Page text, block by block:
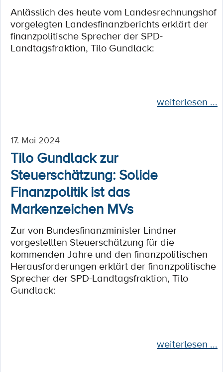
Anlässlich des heute vom Landesrechnungshof
vorgelegten Landesfinanzberichts erklärt der
finanzpolitische Sprecher der SPD-
Landtagsfraktion, Tilo Gundlack:
weiterlesen ...
17. Mai 2024
Tilo Gundlack zur
Steuerschätzung: Solide
Finanzpolitik ist das
Markenzeichen MVs
Zur von Bundesfinanzminister Lindner
vorgestellten Steuerschätzung für die
kommenden Jahre und den finanzpolitischen
Herausforderungen erklärt der finanzpolitische
Sprecher der SPD-Landtagsfraktion, Tilo
Gundlack:
weiterlesen ...